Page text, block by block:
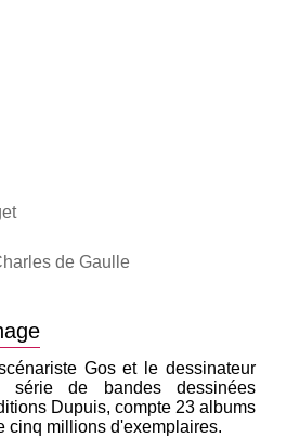
de Gaulle
Gos et le dessinateur
série de bandes dessinées
Dupuis, compte 23 albums
cinq millions d'exemplaires.